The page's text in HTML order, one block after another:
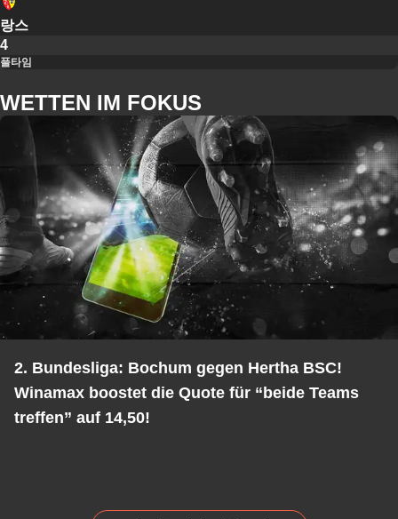
랑스
4
풀타임
WETTEN IM FOKUS
2. Bundesliga: Bochum gegen Hertha BSC!
Winamax boostet die Quote für “beide Teams
treffen” auf 14,50!